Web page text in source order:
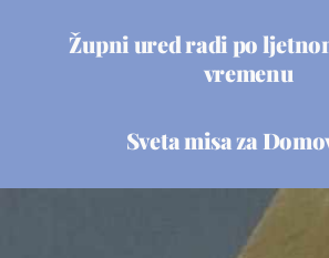
Župni ured radi po
vremenu
Sveta misa za